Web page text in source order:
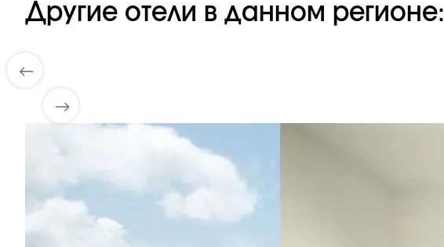
Другие отели в данном регионе: